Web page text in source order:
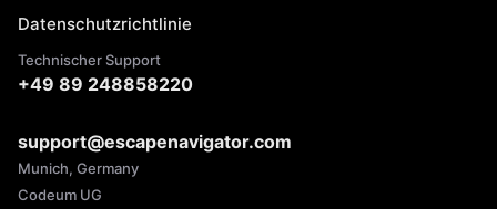
Datenschutzrichtlinie
Technischer Support
+49 89 248858220
support@escapenavigator.com
Munich, Germany
Codeum UG